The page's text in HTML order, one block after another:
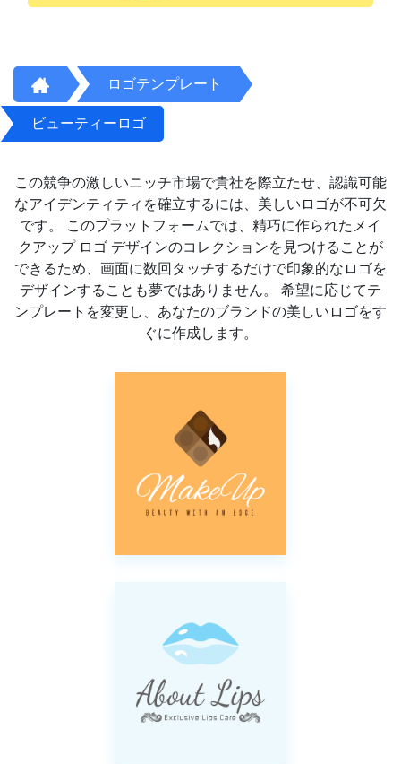
ロゴテンプレート
ビューティーロゴ
この競争の激しいニッチ市場で貴社を際立たせ、認識可能
なアイデンティティを確立するには、美しいロゴが不可欠
です。 このプラットフォームでは、精巧に作られたメイ
クアップ ロゴ デザインのコレクションを見つけることが
できるため、画面に数回タッチするだけで印象的なロゴを
デザインすることも夢ではありません。 希望に応じてテ
ンプレートを変更し、あなたのブランドの美しいロゴをす
ぐに作成します。